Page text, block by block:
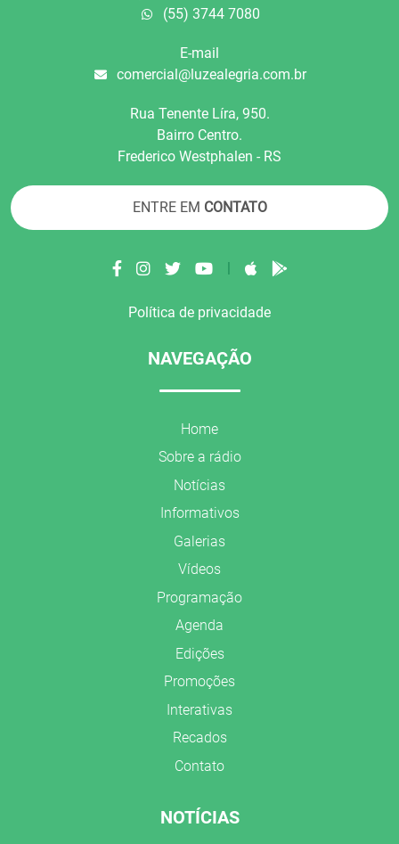
(55) 3744 7080
E-mail
comercial@luzealegria.com.br
Rua Tenente Líra, 950.
Bairro Centro.
Frederico Westphalen - RS
ENTRE EM CONTATO
Política de privacidade
NAVEGAÇÃO
Home
Sobre a rádio
Notícias
Informativos
Galerias
Vídeos
Programação
Agenda
Edições
Promoções
Interativas
Recados
Contato
NOTÍCIAS